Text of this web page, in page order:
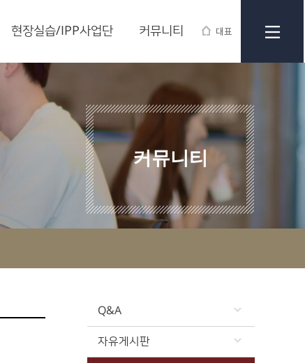
대표
현장실습/IPP사업단 커뮤니티
커뮤니티
Q&A
자유게시판